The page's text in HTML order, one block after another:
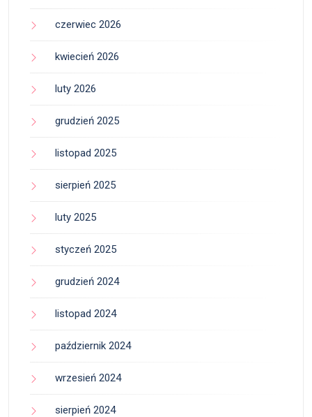
czerwiec 2026
kwiecień 2026
luty 2026
grudzień 2025
listopad 2025
sierpień 2025
luty 2025
styczeń 2025
grudzień 2024
listopad 2024
październik 2024
wrzesień 2024
sierpień 2024